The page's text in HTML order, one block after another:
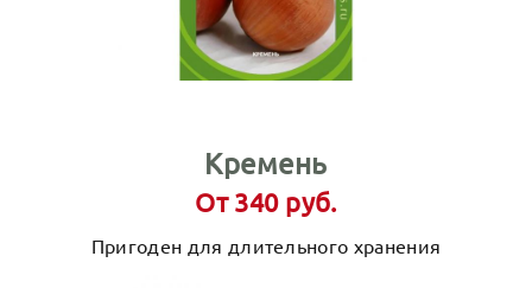
Кремень
От 340 руб.
Пригоден для длительного хранения